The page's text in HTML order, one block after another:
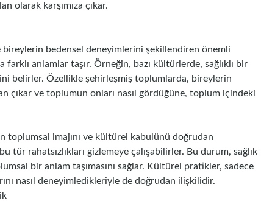
olarak karşımıza çıkar.
bedensel deneyimlerini şekillendiren önemli
anlamlar taşır. Örneğin, bazı kültürlerde, sağlıklı bir
belirler. Özellikle şehirleşmiş toplumlarda, bireylerin
çıkar ve toplumun onları nasıl gördüğüne, toplum içindeki
toplumsal imajını ve kültürel kabulünü doğrudan
tür rahatsızlıkları gizlemeye çalışabilirler. Bu durum, sağlık
bir anlam taşımasını sağlar. Kültürel pratikler, sadece
nasıl deneyimledikleriyle de doğrudan ilişkilidir.